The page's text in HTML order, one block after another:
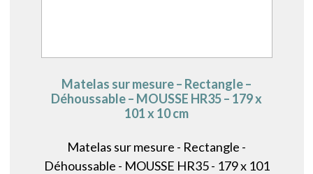
Matelas sur mesure – Rectangle –
Déhoussable – MOUSSE HR35 – 179 x
101 x 10 cm
Matelas sur mesure - Rectangle -
Déhoussable - MOUSSE HR35 - 179 x 101